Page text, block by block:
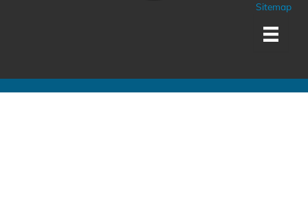
Sitemap